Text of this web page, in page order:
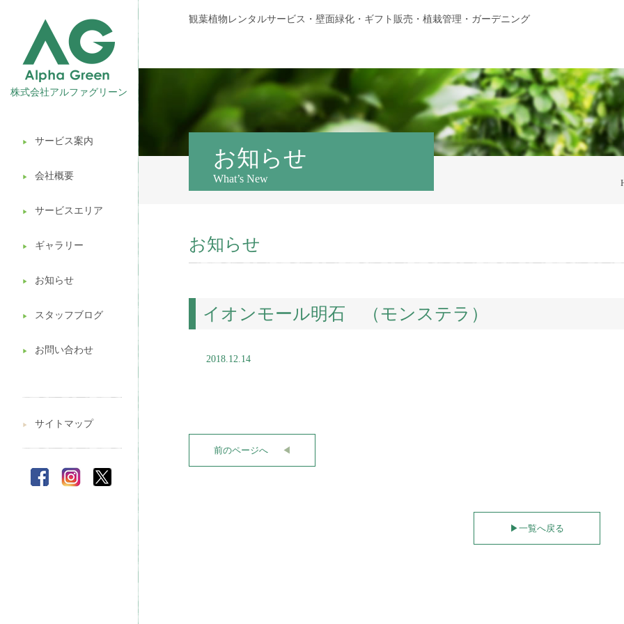
株式会社アルファグリーン
▶︎ サービス案内
▶︎ 会社概要
▶︎ サービスエリア
▶︎ ギャラリー
▶︎ お知らせ
▶︎ スタッフブログ
▶︎ お問い合わせ
観葉植物レンタル
壁面緑化
ギフト販売
造園ガーデニング
植木処分
▶︎ サイトマップ
観葉植物レンタルサービス・壁面緑化・ギフト販売・植栽管理・ガーデニング
お知らせ
What’s New
お知らせ
イオンモール明石 （モンステラ）
2018.12.14
前のページへ ◀︎
▶︎一覧へ戻る